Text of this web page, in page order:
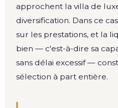
approchent la villa de
diversification. Dans ce
sur les prestations, et la
bien — c'est-à-dire sa
sans délai excessif —
sélection à part entière.